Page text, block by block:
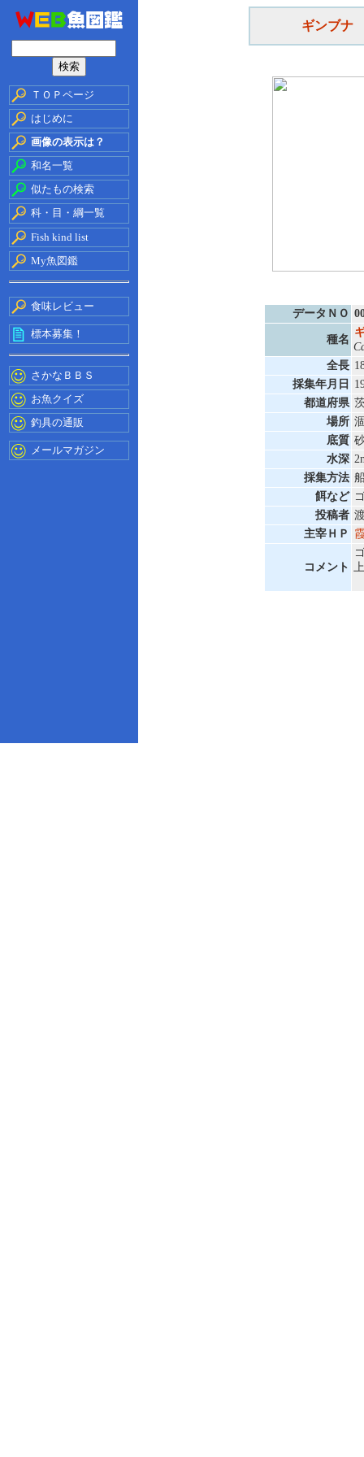
ＴＯＰページ
はじめに
画像の表示は？
和名一覧
似たもの検索
科・目・綱一覧
Fish kind list
My魚図鑑
食味レビュー
標本募集！
さかなＢＢＳ
お魚クイズ
釣具の通販
メールマガジン
ギンブナ
データＮＯ
種名
全長
採集年月日
都道府県
場所
底質
水深
採集方法
餌など
投稿者
主宰ＨＰ
コメント